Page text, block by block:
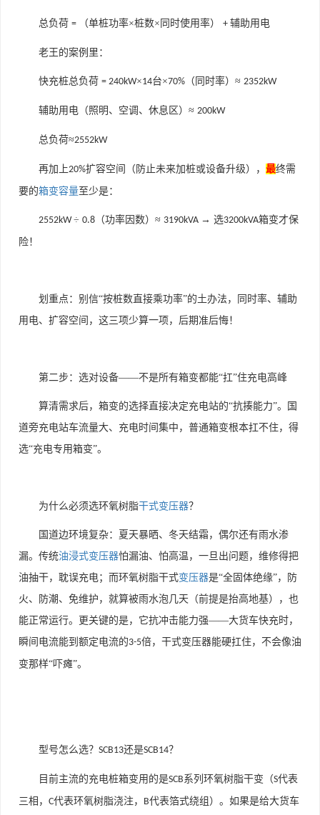
总负荷 = （单桩功率×桩数×同时使用率） + 辅助用电
老王的案例里：
快充桩总负荷 = 240kW×14台×70% （同时率）≈ 2352kW
辅助用电（照明、空调、休息区）≈ 200kW
总负荷≈2552kW
再加上20%扩容空间（防止未来加桩或设备升级）， 最终需
要的箱变容量至少是：
2552kW÷ 0.8 （功率因数）≈ 3190kVA → 选3200kVA箱变才保
险！
划重点：别信“按桩数直接乘功率”的土办法，同时率、辅助
用电、扩容空间，这三项少算一项，后期准后悔！
第二步：选对设备——不是所有箱变都能“扛”住充电高峰
算清需求后，箱变的选择直接决定充电站的“抗揍能力”。国
道旁充电站车流量大、充电时间集中，普通箱变根本扛不住，得
选“充电专用箱变”。
为什么必须选环氧树脂干式变压器？
国道边环境复杂：夏天暴晒、冬天结霜，偶尔还有雨水渗
漏。传统油浸式变压器怕漏油、怕高温，一旦出问题，维修得把
油抽干，耽误充电；而环氧树脂干式变压器是“全固体绝缘”，防
火、防潮、免维护，就算被雨水泡几天（前提是抬高地基），也
能正常运行。更关键的是，它抗冲击能力强——大货车快充时，
瞬间电流能到额定电流的3-5倍，干式变压器能硬扛住，不会像油
变那样“吓瘫”。
型号怎么选？ SCB13还是SCB14？
目前主流的充电桩箱变用的是SCB系列环氧树脂干变（S代表
三相， C代表环氧树脂浇注， B代表箔式绕组）。如果是给大货车